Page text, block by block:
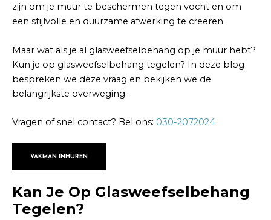
zijn om je muur te beschermen tegen vocht en om
een stijlvolle en duurzame afwerking te creëren.
Maar wat als je al glasweefselbehang op je muur hebt?
Kun je op glasweefselbehang tegelen? In deze blog
bespreken we deze vraag en bekijken we de
belangrijkste overweging.
Vragen of snel contact? Bel ons: 030-2072024
VAKMAN INHUREN
Kan Je Op Glasweefselbehang
Tegelen?